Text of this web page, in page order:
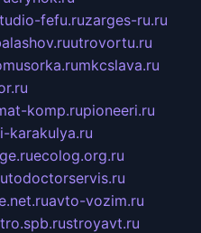
fefu.ruzarges-ru.ru
utrovortu.ru
mkcslava.ru
komp.rupioneeri.ru
karakulya.ru
ecolog.org.ru
avto-vozim.ru
stroyavt.ru